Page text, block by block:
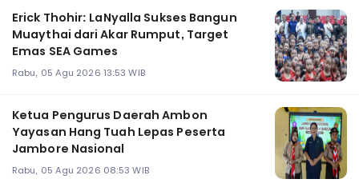
Erick Thohir: LaNyalla Sukses Bangun
Muaythai dari Akar Rumput, Target
Emas SEA Games
Rabu, 05 Agu 2026 13:53 WIB
Ketua Pengurus Daerah Ambon
Yayasan Hang Tuah Lepas Peserta
Jambore Nasional
Rabu, 05 Agu 2026 08:53 WIB